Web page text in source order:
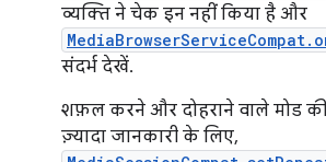
व्यक्ति ने चेक इन नहीं किया है और
संदर्भ देखें.
शफ़ल करने और दोहराने वाले मोड की
ज़्यादा जानकारी के लिए,